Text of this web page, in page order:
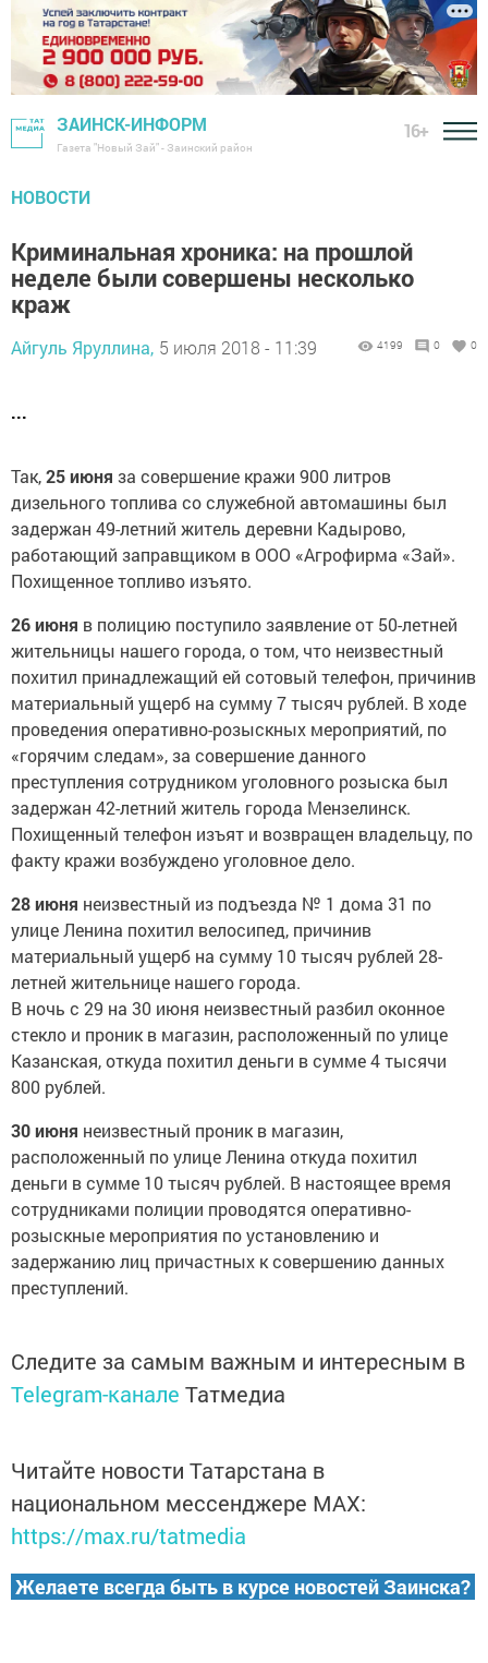
ЗАИНСК-ИНФОРМ
Газета "Новый Зай" - Заинский район
16+
НОВОСТИ
Криминальная хроника: на прошлой
неделе были совершены несколько
краж
Айгуль Яруллина, 5 июля 2018 - 11:39 4199 0 0
...
Так,25 июня за совершение кражи 900 литров
дизельного топлива со служебной автомашины был
задержан 49-летний житель деревни Кадырово,
работающий заправщиком в ООО «Агрофирма «Зай».
Похищенное топливо изъято.
26 июня в полицию поступило заявление от 50-летней
жительницы нашего города, о том, что неизвестный
похитил принадлежащий ей сотовый телефон, причинив
материальный ущерб на сумму 7 тысяч рублей. В ходе
проведения оперативно-розыскных мероприятий, по
«горячим следам», за совершение данного
преступления сотрудником уголовного розыска был
задержан 42-летний житель города Мензелинск.
Похищенный телефон изъят и возвращен владельцу, по
факту кражи возбуждено уголовное дело.
28 июня неизвестный из подъезда № 1 дома 31 по
улице Ленина похитил велосипед, причинив
материальный ущерб на сумму 10 тысяч рублей 28-
летней жительнице нашего города.
В ночь с 29 на 30 июня неизвестный разбил оконное
стекло и проник в магазин, расположенный по улице
Казанская, откуда похитил деньги в сумме 4 тысячи
800 рублей.
30 июня неизвестный проник в магазин,
расположенный по улице Ленина откуда похитил
деньги в сумме 10 тысяч рублей. В настоящее время
сотрудниками полиции проводятся оперативно-
розыскные мероприятия по установлению и
задержанию лиц причастных к совершению данных
преступлений.
Следите за самым важным и интересным в
Telegram-канале Татмедиа
Читайте новости Татарстана в
национальном мессенджере MАХ:
https://max.ru/tatmedia
Желаете всегда быть в курсе новостей Заинска?